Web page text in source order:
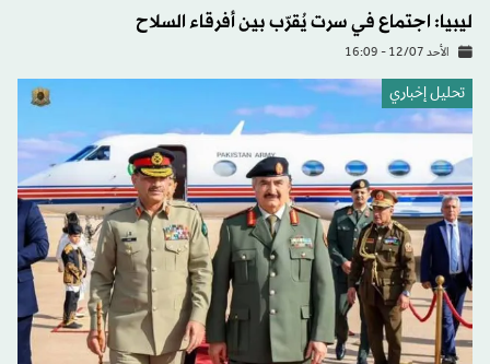
ليبيا: اجتماع في سرت يُقرّب بين أفرقاء السلاح
الأحد 12/07 - 16:09
تحليل إخباري